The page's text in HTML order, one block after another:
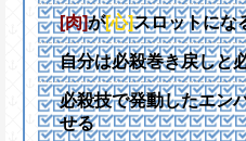
[肉]が[心]スロットにな
自分は必殺巻き戻しと
必殺技で発動したエン
せる